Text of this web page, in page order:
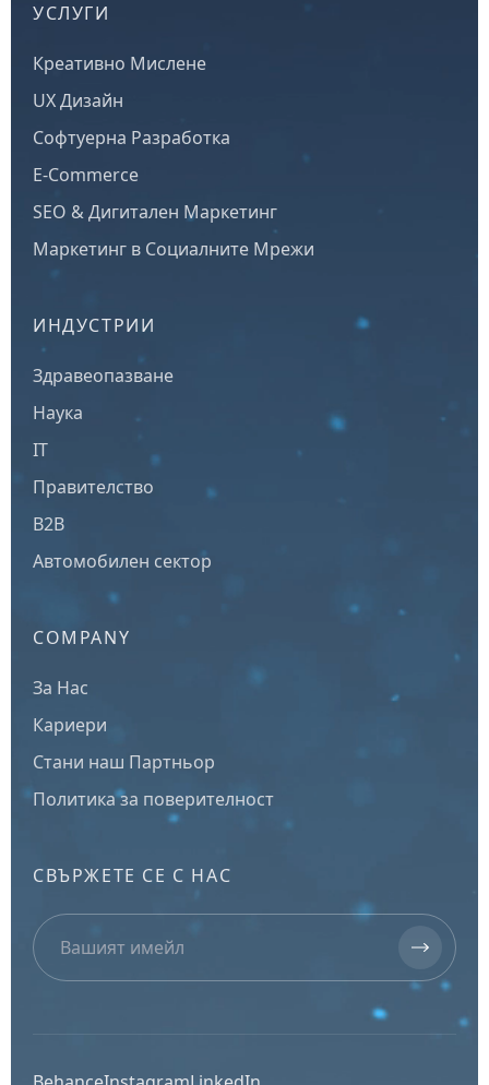
УСЛУГИ
Креативно Мислене
UX Дизайн
Софтуерна Разработка
E-Commerce
SEO & Дигитален Маркетинг
Маркетинг в Социалните Мрежи
ИНДУСТРИИ
Здравеопазване
Наука
IT
Правителство
B2B
Автомобилен сектор
COMPANY
За Нас
Кариери
Стани наш Партньор
Политика за поверителност
СВЪРЖЕТЕ СЕ С НАС